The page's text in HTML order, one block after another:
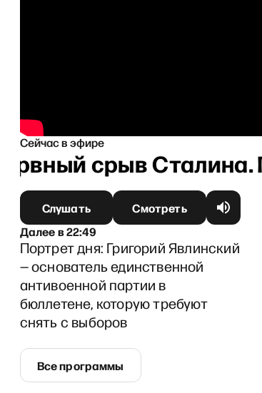
Сейчас в эфире
срыв Сталина.
Слушать
Смотреть
Далеев22:49
Портрет дня: Григорий Явлинский
— основатель единственной
антивоенной партии в
бюллетене, которую требуют
снять с выборов
Все программы